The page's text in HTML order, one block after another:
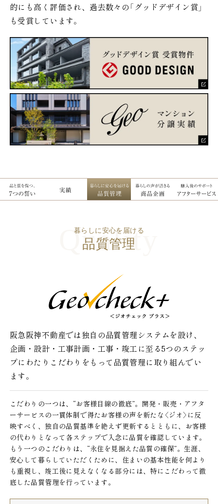
的にも高く評価され、過去数々の「グッドデザイン賞」
も受賞しています。
暮らしに安心を届ける
品質管理
阪急阪神不動産では独自の品質管理システムを設け、
企画・設計・工事計画・工事・竣工に至る5つのステッ
プに わたりこだわりをもって品質管理に取り組んでい
ます。
こだわりの一つは、“お客様目線の徹底”。開発・販売・アフタ
ーサービスの一貫体制で得たお客様の声を新たな〈ジオ〉に反
映すべく、独自の品質基準を絶えず更新するとともに、お客様
の代わりとなって各ステップで入念に品質を確認しています。
もう一つのこだわりは、“永住を見据えた品質の確保”。生涯、
安心して暮らしていただくために、住まいの基本性能を何より
も重視し、竣工後に見えなくなる部分には、特にこだわって徹
底した品質管理を行っています。